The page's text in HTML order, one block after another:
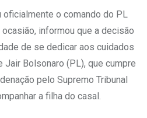
o comando do PL
informou que a decisão
de se dedicar aos cuidados
Bolsonaro (PL), que cumpre
pelo Supremo Tribunal
a filha do casal.